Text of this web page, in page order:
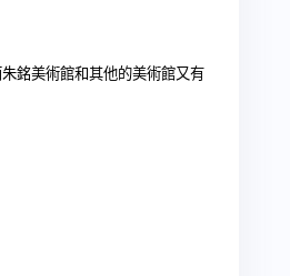
銘美術館和其他的美術館又有